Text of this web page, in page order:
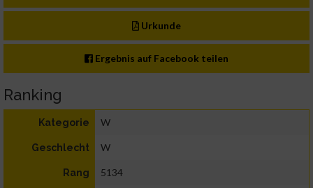
Urkunde
Ergebnis auf Facebook teilen
Ranking
Kategorie W
Geschlecht W
Rang 5134